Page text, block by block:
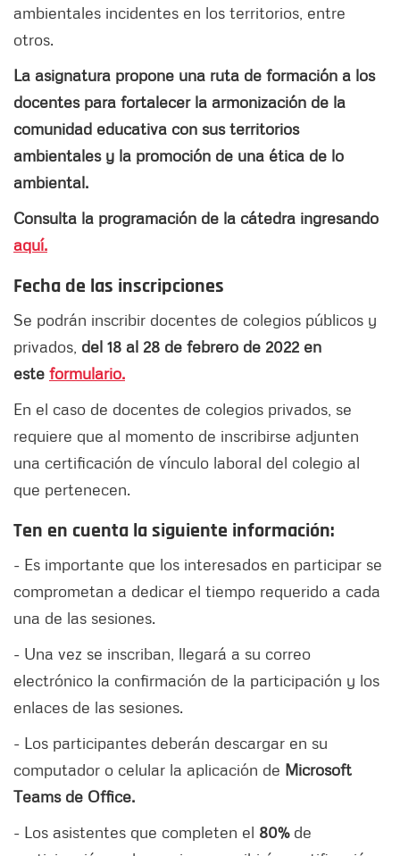
ambientales incidentes en los territorios, entre
otros.
La asignatura propone una ruta de formación a los
docentes para fortalecer la armonización de la
comunidad educativa con sus territorios
ambientales y la promoción de una ética de lo
ambiental.
Consulta la programación de la cátedra ingresando
aquí.
Fecha de las inscripciones
Se podrán inscribir docentes de colegios públicos y
privados, del 18 al 28 de febrero de 2022 en
este formulario.
En el caso de docentes de colegios privados, se
requiere que al momento de inscribirse adjunten
una certificación de vínculo laboral del colegio al
que pertenecen.
Ten en cuenta la siguiente información:
- Es importante que los interesados en participar se
comprometan a dedicar el tiempo requerido a cada
una de las sesiones.
- Una vez se inscriban, llegará a su correo
electrónico la confirmación de la participación y los
enlaces de las sesiones.
- Los participantes deberán descargar en su
computador o celular la aplicación de Microsoft
Teams de Office.
- Los asistentes que completen el 80%de